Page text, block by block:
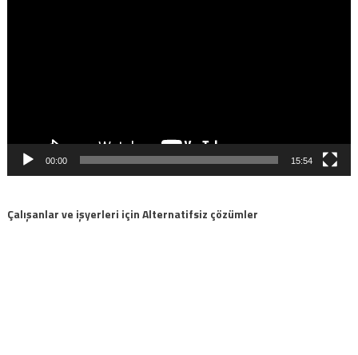
00:00 15:54
Çalışanlar ve işyerleri için Alternatifsiz çözümler